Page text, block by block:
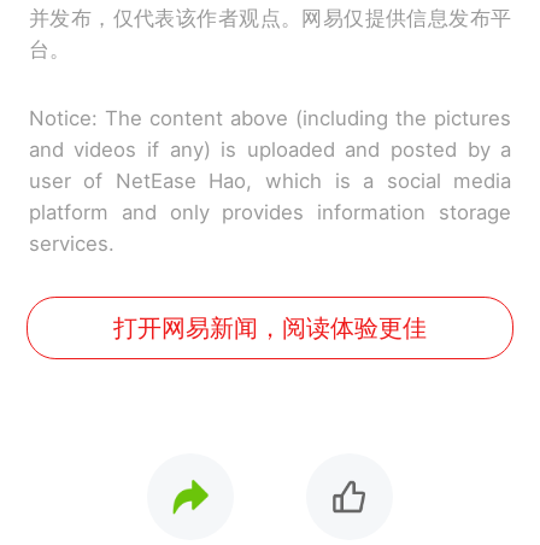
并发布，仅代表该作者观点。网易仅提供信息发布平
台。
Notice: The content above (including the pictures
and videos if any) is uploaded and posted by a
user of NetEase Hao, which is a social media
platform and only provides information storage
services.
打开网易新闻，阅读体验更佳